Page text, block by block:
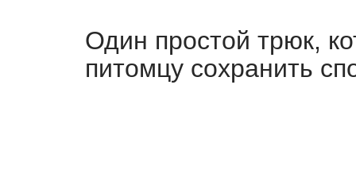
Один простой трюк,
питомцу сохранить